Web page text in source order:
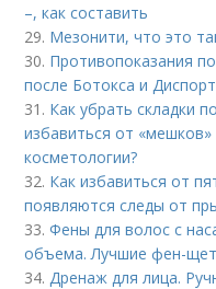
–, как составить
29. Мезонити, что это
30. Противопоказания
после Ботокса и
31. Как убрать складки
избавиться от
косметологии?
32. Как избавиться от
появляются следы от
33.Фены для волос с
объема. Лучшие фен-
34. Дренаж для лица.